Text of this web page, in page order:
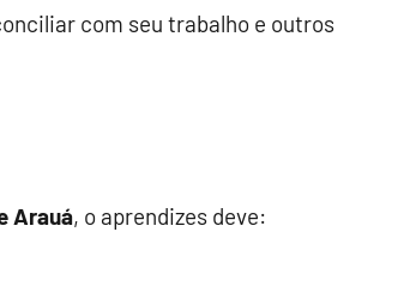
com seu trabalho e outros
Arauá, o aprendizes deve: